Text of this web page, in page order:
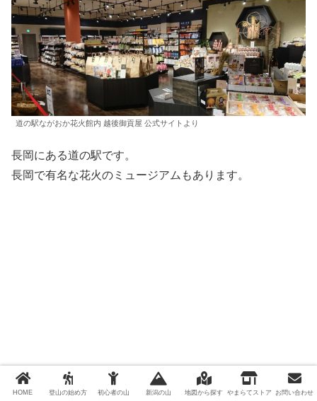
道の駅ながおか花火館内 越後御貢屋 公式サイトより
長岡にある道の駅です。
長岡で有名な花火のミュージアムもあります。
HOME 登山の始め方 初心者の山 新潟の山 地図から探す やまらてストア お問い合わせ